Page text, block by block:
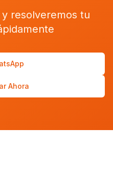
resolveremos tu
Ahora